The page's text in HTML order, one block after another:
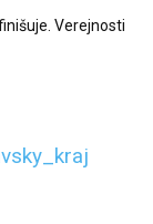
Verejnosti